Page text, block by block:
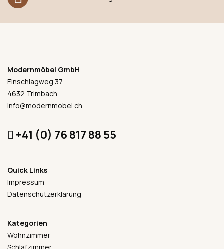
Modernmöbel GmbH
Einschlagweg 37
4632 Trimbach
info@modernmobel.ch
+41 (0) 76 817 88 55
Quick Links
Impressum
Datenschutzerklärung
Kategorien
Wohnzimmer
Schlafzimmer